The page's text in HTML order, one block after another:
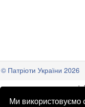
Ми використовуємо
© Патріоти України 2026